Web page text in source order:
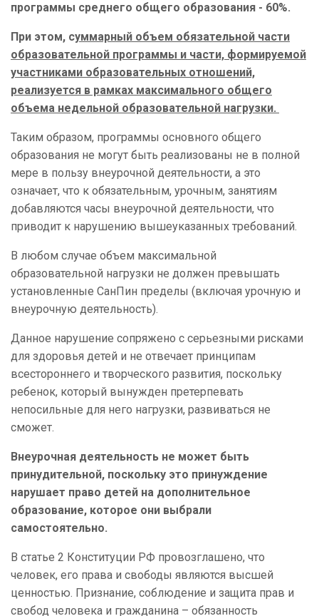
программы среднего общего образования - 60%.
При этом, суммарный объем обязательной части
образовательной программы и части, формируемой
участниками образовательных отношений,
реализуется в рамках максимального общего
объема недельной образовательной нагрузки.
Таким образом, программы основного общего
образования не могут быть реализованы не в полной
мере в пользу внеурочной деятельности, а это
означает, что к обязательным, урочным, занятиям
добавляются часы внеурочной деятельности, что
приводит к нарушению вышеуказанных требований.
В любом случае объем максимальной
образовательной нагрузки не должен превышать
установленные СанПин пределы (включая урочную и
внеурочную деятельность).
Данное нарушение сопряжено с серьезными рисками
для здоровья детей и не отвечает принципам
всестороннего и творческого развития, поскольку
ребенок, который вынужден претерпевать
непосильные для него нагрузки, развиваться не
сможет.
Внеурочная деятельность не может быть
принудительной, поскольку это принуждение
нарушает право детей на дополнительное
образование, которое они выбрали
самостоятельно.
В статье 2 Конституции РФ провозглашено, что
человек, его права и свободы являются высшей
ценностью. Признание, соблюдение и защита прав и
свобод человека и гражданина – обязанность